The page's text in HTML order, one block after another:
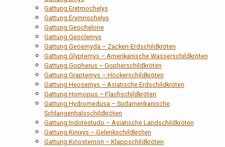
Gattung Eretmochelys
Gattung Erymnochelys
Gattung Geochelone
Gattung Geoclemys
Gattung Geoemyda – Zacken-Erdschildkröten
Gattung Glyptemys – Amerikanische Wasserschildkröten
Gattung Gopherus – Gopherschildkröten
Gattung Graptemys – Höckerschildkröten
Gattung Heosemys – Asiatische Erdschildkröten
Gattung Homopus – Flachschildkröten
Gattung Hydromedusa – Südamerikanische
Schlangenhalsschildkröten
Gattung Indotestudo – Asiatische Landschildkröten
Gattung Kinixys – Gelenkschildkröten
Gattung Kinosternon – Klappschildkröten